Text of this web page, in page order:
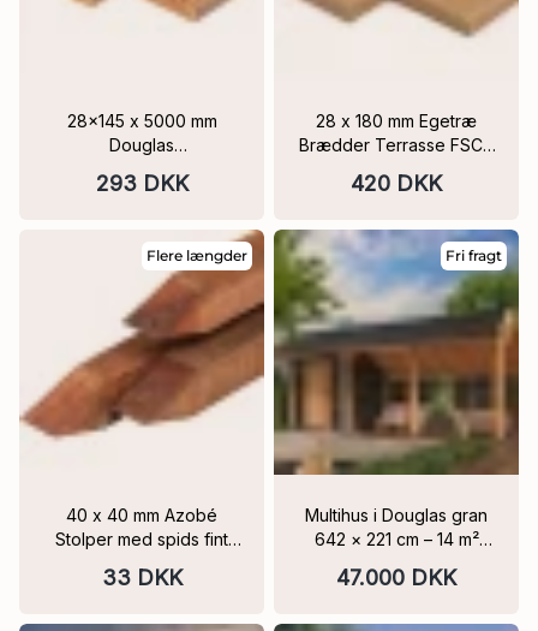
28x145 x 5000 mm
Douglas
rillet 9 stk PEFC
293 DKK
28 x 180 mm Egetræ
Brædder Terrasse FSC®
420 DKK
Flere længder
40 x 40 mm Azobé
Stolper med spids fint
33 DKK
Fri fragt
Multihus i Douglas gran
642 × 221 cm – 14 m²
47.000 DKK